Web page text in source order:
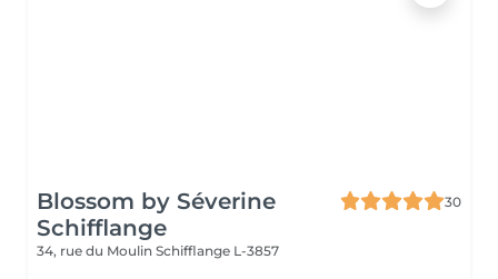
Blossom by Séverine
Schifflange
30
34, rue du Moulin Schifflange L-3857